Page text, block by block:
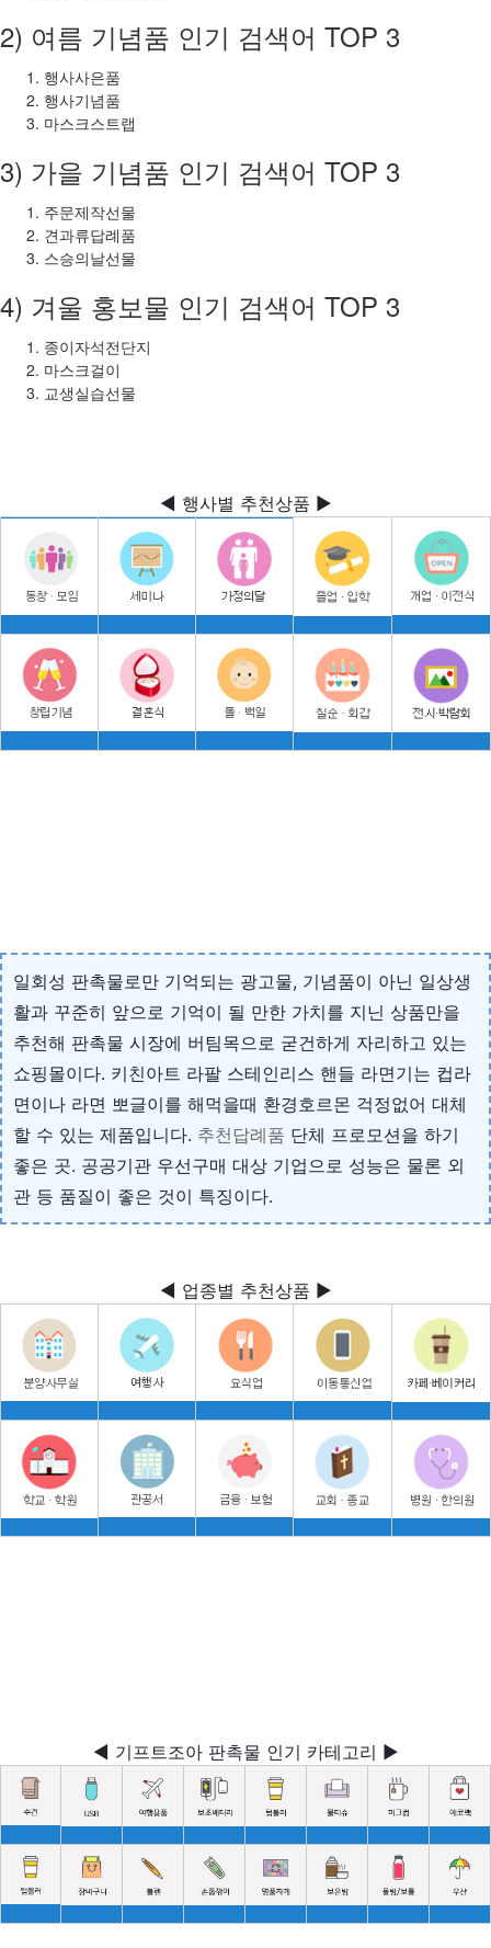
2) 여름 기념품 인기 검색어 TOP 3
행사사은품
행사기념품
마스크스트랩
3) 가을 기념품 인기 검색어 TOP 3
주문제작선물
견과류답례품
스승의날선물
4) 겨울 홍보물 인기 검색어 TOP 3
종이자석전단지
마스크걸이
교생실습선물
◀ 행사별 추천상품 ▶
일회성 판촉물로만 기억되는 광고물, 기념품이 아닌 일상생
활과 꾸준히 앞으로 기억이 될 만한 가치를 지닌 상품만을
추천해 판촉물 시장에 버팀목으로 굳건하게 자리하고 있는
쇼핑몰이다. 키친아트 라팔 스테인리스 핸들 라면기는 컵라
면이나 라면 뽀글이를 해먹을때 환경호르몬 걱정없어 대체
할 수 있는 제품입니다. 추천답례품 단체 프로모션을 하기
좋은 곳. 공공기관 우선구매 대상 기업으로 성능은 물론 외
관 등 품질이 좋은 것이 특징이다.
◀ 업종별 추천상품 ▶
◀ 기프트조아 판촉물 인기 카테고리 ▶